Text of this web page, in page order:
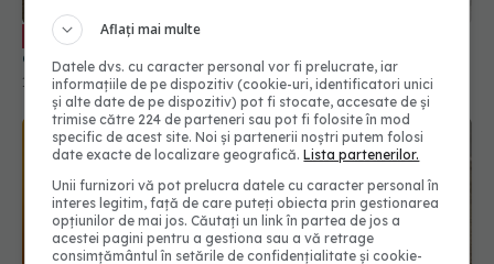
EXCLUSIV
complementare. Tiberiu Maier: Luxul se cumpără
19 oct 2023, 13:31
Aflați mai multe
Datele dvs. cu caracter personal vor fi prelucrate, iar
informațiile de pe dispozitiv (cookie-uri, identificatori unici
și alte date de pe dispozitiv) pot fi stocate, accesate de și
trimise către 224 de parteneri sau pot fi folosite în mod
specific de acest site. Noi și partenerii noștri putem folosi
date exacte de localizare geografică.Lista partenerilor.
Unii furnizori vă pot prelucra datele cu caracter personal în
interes legitim, față de care puteți obiecta prin gestionarea
opțiunilor de mai jos. Căutați un link în partea de jos a
acestei pagini pentru a gestiona sau a vă retrage
consimțământul în setările de confidențialitate și cookie-